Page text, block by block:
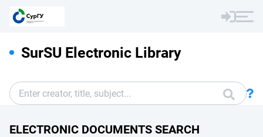
SurSU Electronic Library
ELECTRONIC DOCUMENTS SEARCH